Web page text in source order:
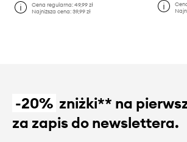
Cena regularna:49,99 zł
Najniższa cena:39,99 zł
-20% zniżki** na
za zapis do newslettera.